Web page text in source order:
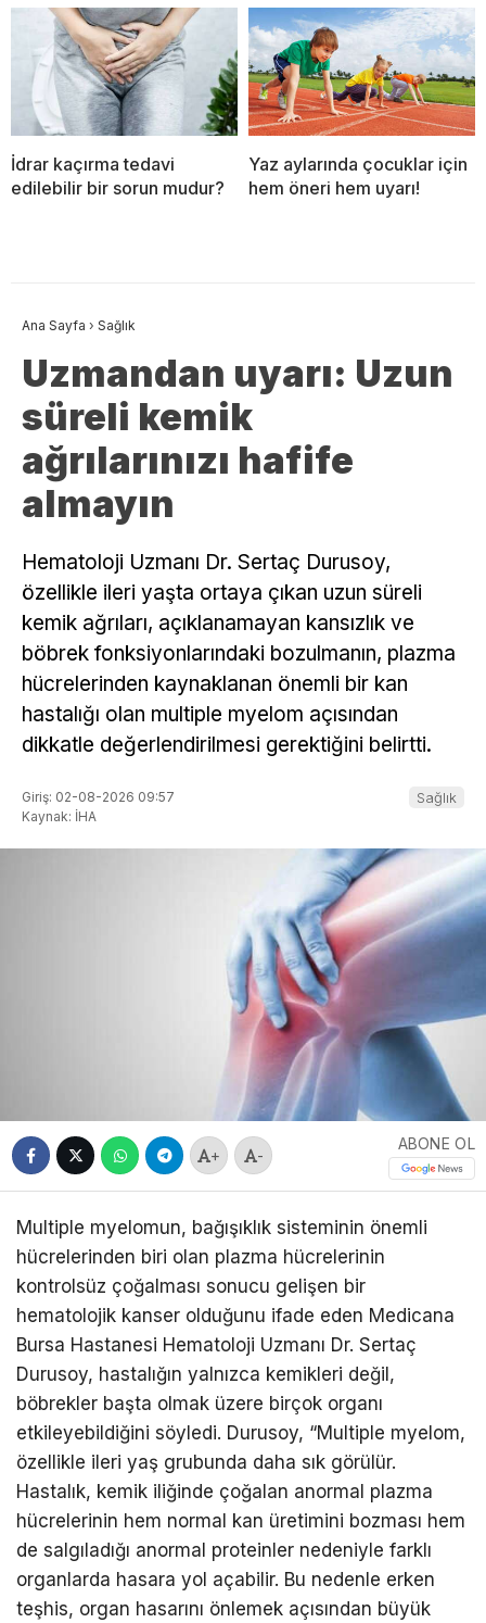
İdrar kaçırma tedavi
edilebilir bir sorun mudur?
Yaz aylarında çocuklar için
hem öneri hem uyarı!
Ana Sayfa › Sağlık
Uzmandan uyarı: Uzun
süreli kemik
ağrılarınızı hafife
almayın
Hematoloji Uzmanı Dr. Sertaç Durusoy,
özellikle ileri yaşta ortaya çıkan uzun süreli
kemik ağrıları, açıklanamayan kansızlık ve
böbrek fonksiyonlarındaki bozulmanın, plazma
hücrelerinden kaynaklanan önemli bir kan
hastalığı olan multiple myelom açısından
dikkatle değerlendirilmesi gerektiğini belirtti.
Giriş: 02-08-2026 09:57
Kaynak: İHA
Sağlık
+ -
ABONE OL
Multiple myelomun, bağışıklık sisteminin önemli
hücrelerinden biri olan plazma hücrelerinin
kontrolsüz çoğalması sonucu gelişen bir
hematolojik kanser olduğunu ifade eden Medicana
Bursa Hastanesi Hematoloji Uzmanı Dr. Sertaç
Durusoy, hastalığın yalnızca kemikleri değil,
böbrekler başta olmak üzere birçok organı
etkileyebildiğini söyledi. Durusoy, “Multiple myelom,
özellikle ileri yaş grubunda daha sık görülür.
Hastalık, kemik iliğinde çoğalan anormal plazma
hücrelerinin hem normal kan üretimini bozması hem
de salgıladığı anormal proteinler nedeniyle farklı
organlarda hasara yol açabilir. Bu nedenle erken
teşhis, organ hasarını önlemek açısından büyük